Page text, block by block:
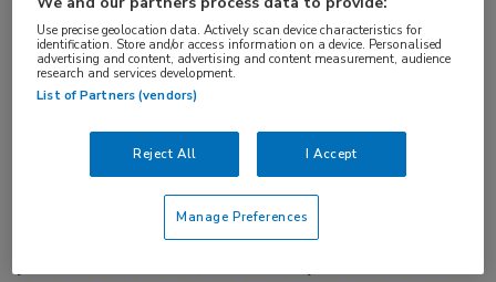
Volgens de huidige richtlijnen moet
gemetastaseerde maag- en slokdarmkanker
worden behandeld met een combinatie van drie
middelen: een fluoropyrimidine, een
platinumderivaat en, indien de conditie van de
antracycline
fluoropyrimidine , maagkanker oxaliplatine
slokdarmkanker
Use precise geolocation data. Actively scan device characteristics for
identification. Store and/or access information on a device. Personalised
advertising and content, advertising and content measurement, audience
research and services development.
List of Partners (vendors)
Reject All I Accept
Manage Preferences